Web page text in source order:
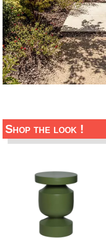
Shop the look !